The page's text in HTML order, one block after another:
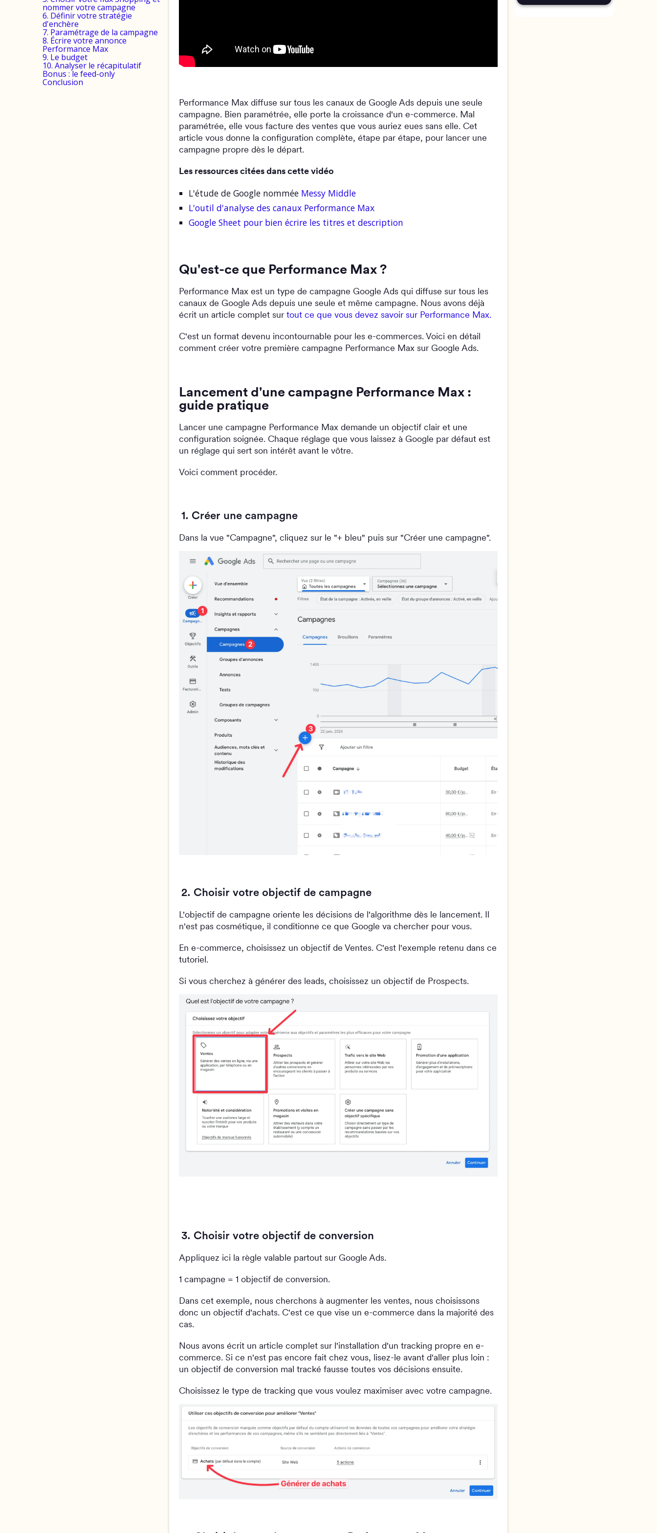
nommer votre campagne
6. Définir votre stratégie
d'enchère
7. Paramétrage de la campagne
8. Écrire votre annonce
Performance Max
9. Le budget
10. Analyser le récapitulatif
Bonus : le feed-only
Conclusion
Performance Max diffuse sur tous les canaux de Google Ads depuis une seule
campagne. Bien paramétrée, elle porte la croissance d'un e-commerce. Mal
paramétrée, elle vous facture des ventes que vous auriez eues sans elle. Cet
article vous donne la configuration complète, étape par étape, pour lancer une
campagne propre dès le départ.
Les ressources citées dans cette vidéo
L'étude de Google nommée Messy Middle
L'outil d'analyse des canaux Performance Max
Google Sheet pour bien écrire les titres et description
Qu'est-ce que Performance Max ?
Performance Max est un type de campagne Google Ads qui diffuse sur tous les
canaux de Google Ads depuis une seule et même campagne. Nous avons déjà
écrit un article complet sur tout ce que vous devez savoir sur Performance Max.
C'est un format devenu incontournable pour les e-commerces. Voici en détail
comment créer votre première campagne Performance Max sur Google Ads.
Lancement d'une campagne Performance Max :
guide pratique
Lancer une campagne Performance Max demande un objectif clair et une
configuration soignée. Chaque réglage que vous laissez à Google par défaut est
un réglage qui sert son intérêt avant le vôtre.
Voici comment procéder.
1. Créer une campagne
Dans la vue "Campagne", cliquez sur le "+ bleu" puis sur "Créer une campagne".
2. Choisir votre objectif de campagne
L'objectif de campagne oriente les décisions de l'algorithme dès le lancement. Il
n'est pas cosmétique, il conditionne ce que Google va chercher pour vous.
En e-commerce, choisissez un objectif de Ventes. C'est l'exemple retenu dans ce
tutoriel.
Si vous cherchez à générer des leads, choisissez un objectif de Prospects.
3. Choisir votre objectif de conversion
Appliquez ici la règle valable partout sur Google Ads.
1 campagne = 1 objectif de conversion.
Dans cet exemple, nous cherchons à augmenter les ventes, nous choisissons
donc un objectif d'achats. C'est ce que vise un e-commerce dans la majorité des
cas.
Nous avons écrit un article complet sur l'installation d'un tracking propre en e-
commerce. Si ce n'est pas encore fait chez vous, lisez-le avant d'aller plus loin :
un objectif de conversion mal tracké fausse toutes vos décisions ensuite.
Choisissez le type de tracking que vous voulez maximiser avec votre campagne.